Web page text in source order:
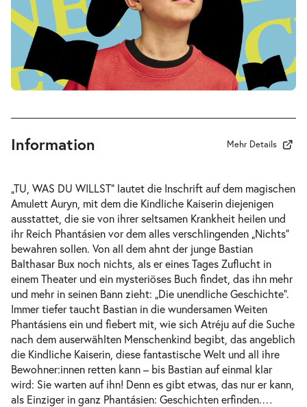
Die unendliche Geschichte-
Fr.
02.10.2026
Fr. 02.10.2026
Tickets
Die unendliche Geschichte-
Fr.
02.10.2026
Fr. 02.10.2026
16:00–18:00 Uhr
Tickets
Die unendliche Geschichte-
Mi.
11.11.2026
Mi. 11.11.2026
10:30–12:30 Uhr
Tickets
Information Mehr Details
„TU, WAS DU WILLST“ lautet die Inschrift auf dem magischen
Amulett Auryn, mit dem die Kindliche Kaiserin diejenigen
ausstattet, die sie von ihrer seltsamen Krankheit heilen und
ihr Reich Phantásien vor dem alles verschlingenden „Nichts“
bewahren sollen. Von all dem ahnt der junge Bastian
Balthasar Bux noch nichts, als er eines Tages Zuflucht in
einem Theater und ein mysteriöses Buch findet, das ihn mehr
und mehr in seinen Bann zieht: „Die unendliche Geschichte“.
Immer tiefer taucht Bastian in die wundersamen Weiten
Phantásiens ein und fiebert mit, wie sich Atréju auf die Suche
nach dem auserwählten Menschenkind begibt, das angeblich
die Kindliche Kaiserin, diese fantastische Welt und all ihre
Bewohner:innen retten kann – bis Bastian auf einmal klar
wird: Sie warten auf ihn! Denn es gibt etwas, das nur er kann,
als Einziger in ganz Phantásien: Geschichten erfinden.…